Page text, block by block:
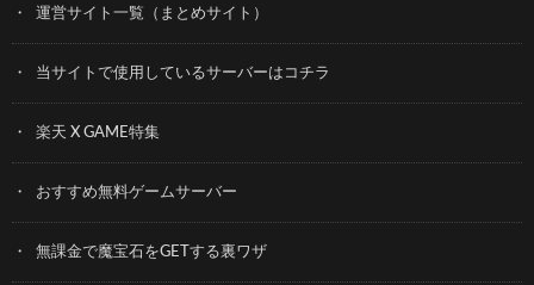
運営サイト一覧（まとめサイト）
当サイトで使用しているサーバーはコチラ
楽天 X GAME特集
おすすめ無料ゲームサーバー
無課金で魔宝石をGETする裏ワザ